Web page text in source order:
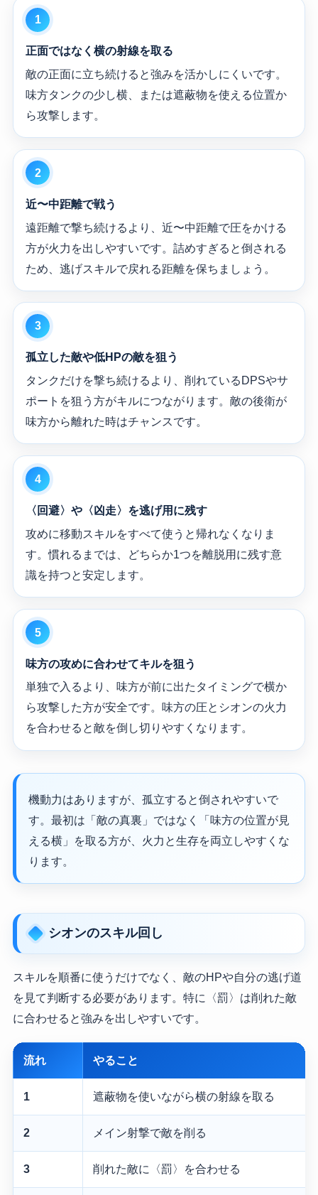
正面ではなく横の射線を取る
敵の正面に立ち続けると強みを活かしにくいです。
味方タンクの少し横、または遮蔽物を使える位置か
ら攻撃します。
近〜中距離で戦う
遠距離で撃ち続けるより、近〜中距離で圧をかける
方が火力を出しやすいです。詰めすぎると倒される
ため、逃げスキルで戻れる距離を保ちましょう。
孤立した敵や低HPの敵を狙う
タンクだけを撃ち続けるより、削れているDPSやサ
ポートを狙う方がキルにつながります。敵の後衛が
味方から離れた時はチャンスです。
〈回避〉や〈凶走〉を逃げ用に残す
攻めに移動スキルをすべて使うと帰れなくなりま
す。慣れるまでは、どちらか1つを離脱用に残す意
識を持つと安定します。
味方の攻めに合わせてキルを狙う
単独で入るより、味方が前に出たタイミングで横か
ら攻撃した方が安全です。味方の圧とシオンの火力
を合わせると敵を倒し切りやすくなります。
機動力はありますが、孤立すると倒されやすいで
す。最初は「敵の真裏」ではなく「味方の位置が見
える横」を取る方が、火力と生存を両立しやすくな
ります。
シオンのスキル回し
スキルを順番に使うだけでなく、敵のHPや自分の逃げ道
を見て判断する必要があります。特に〈罰〉は削れた敵
に合わせると強みを出しやすいです。
流れ やること
1 遮蔽物を使いながら横の射線を取る
2 メイン射撃で敵を削る
3 削れた敵に〈罰〉を合わせる